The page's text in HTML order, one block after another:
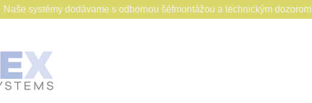
Naše systémy dodávame s odbornou šéfmontážou a technickým